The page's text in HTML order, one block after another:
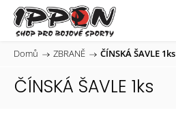
Domů / ZBRANĚ / ČÍNSKÁ ŠAVLE 1ks
ČÍNSKÁ ŠAVLE 1ks